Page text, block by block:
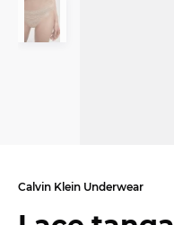
Calvin Klein Underwear